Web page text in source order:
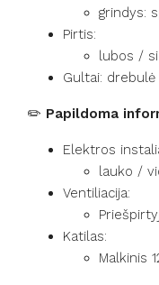
grindys:
Pirtis:
lubos /
Gultai:
✏️ Papildoma
Elektros
lauko /
Ventiliacija:
Katilas:
Malkinis